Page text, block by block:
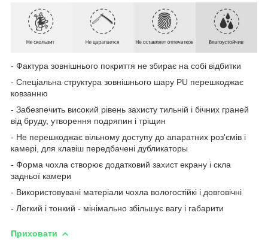
- Фактура зовнішнього покриття не збирає на собі відбитки
- Спеціальна структура зовнішнього шару PU перешкоджає
ковзанню
- Забезпечить високий рівень захисту тильній і бічних граней
від бруду, утворення подряпин і тріщин
- Не перешкоджає вільному доступу до апаратних роз'ємів і
камері, для клавіш передбачені дубликаторы
- Форма чохла створює додатковий захист екрану і скла
задньої камери
- Використовувані матеріали чохла вологостійкі і довговічні
- Легкий і тонкий - мінімально збільшує вагу і габарити
Приховати